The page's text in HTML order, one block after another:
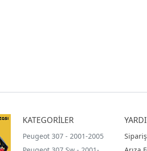
KATEGORİLER
Peugeot 307 - 2001-2005